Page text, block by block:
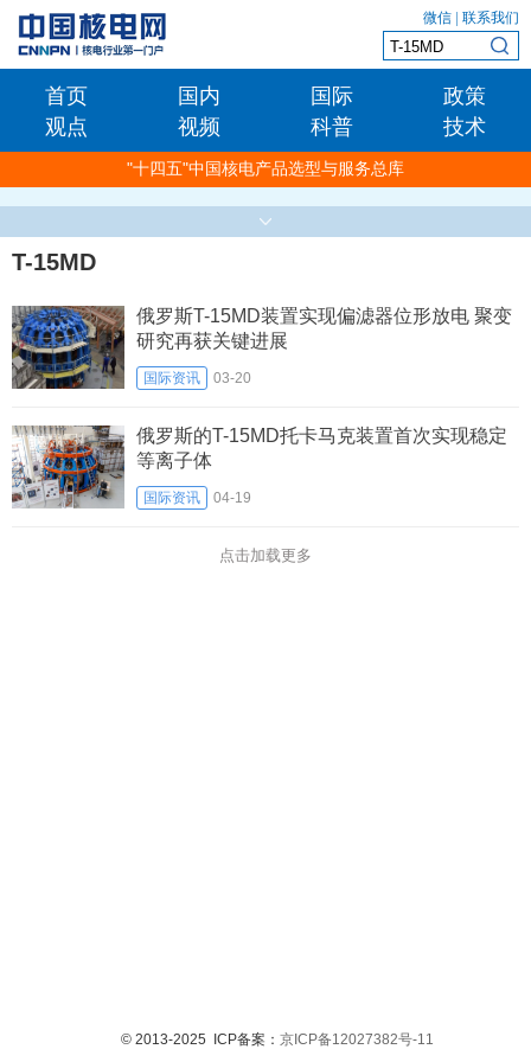
微信 联系我们
首页 国内 国际
政策
观点
视频 科普 技术
"十四五"中国核电产品选型与服务总库
T-15MD
俄罗斯T-15MD装置实现偏滤器位形放电 聚变
研究再获关键进展
国际资讯 03-20
俄罗斯的T-15MD托卡马克装置首次实现稳定
等离子体
国际资讯 04-19
点击加载更多
© 2013-2025 ICP备案： 京ICP备12027382号-11